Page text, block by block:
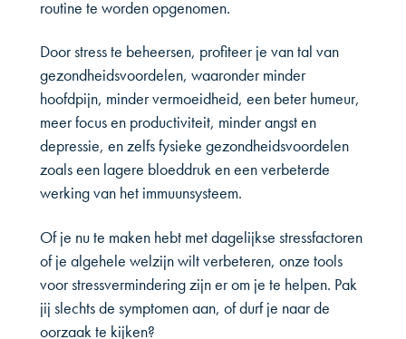
routine te worden opgenomen.
Door stress te beheersen, profiteer je van tal van
gezondheidsvoordelen, waaronder minder
hoofdpijn, minder vermoeidheid, een beter humeur,
meer focus en productiviteit, minder angst en
depressie, en zelfs fysieke gezondheidsvoordelen
zoals een lagere bloeddruk en een verbeterde
werking van het immuunsysteem.
Of je nu te maken hebt met dagelijkse stressfactoren
of je algehele welzijn wilt verbeteren, onze tools
voor stressvermindering zijn er om je te helpen. Pak
jij slechts de symptomen aan, of durf je naar de
oorzaak te kijken?